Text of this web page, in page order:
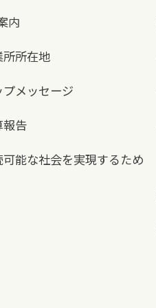
内
所在地
メッセージ
告
能な社会を実現するため